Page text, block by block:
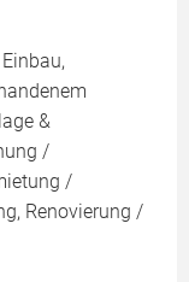
&
/
/
Renovierung /